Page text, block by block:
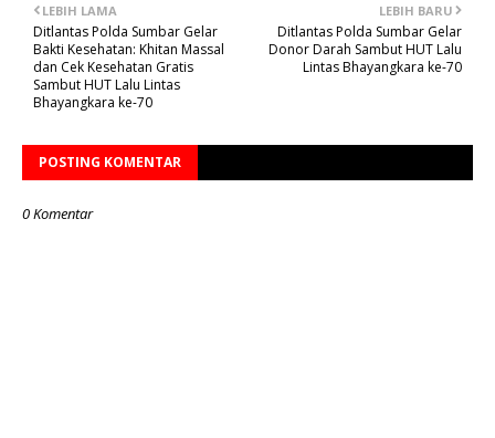
LEBIH BARU
Ditlantas Polda Sumbar Gelar
Donor Darah Sambut HUT Lalu
Lintas Bhayangkara ke-70
LEBIH LAMA
Ditlantas Polda Sumbar Gelar
Bakti Kesehatan: Khitan Massal
dan Cek Kesehatan Gratis
Sambut HUT Lalu Lintas
Bhayangkara ke-70
POSTING KOMENTAR
0 Komentar